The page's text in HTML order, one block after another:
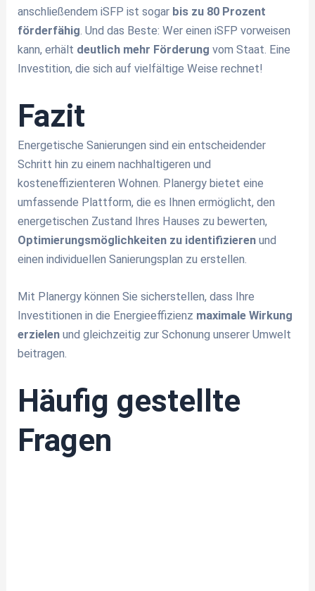
anschließendem iSFP ist sogar bis zu 80 Prozent
förderfähig . Und das Beste: Wer einen iSFP vorweisen
kann, erhält deutlich mehr Förderung vom Staat. Eine
Investition, die sich auf vielfältige Weise rechnet!
Fazit
Energetische Sanierungen sind ein entscheidender
Schritt hin zu einem nachhaltigeren und
kosteneffizienteren Wohnen. Planergy bietet eine
umfassende Plattform, die es Ihnen ermöglicht, den
energetischen Zustand Ihres Hauses zu bewerten,
Optimierungsmöglichkeiten zu identifizieren und
einen individuellen Sanierungsplan zu erstellen.
Mit Planergy können Sie sicherstellen, dass Ihre
Investitionen in die Energieeffizienz maximale Wirkung
erzielen und gleichzeitig zur Schonung unserer Umwelt
beitragen.
Häufig gestellte
Fragen